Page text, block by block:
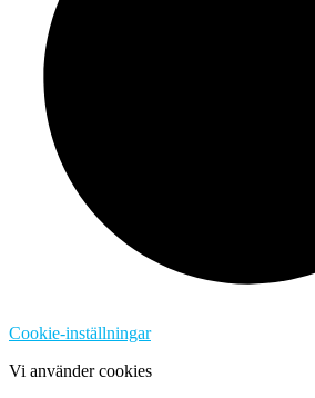
Cookie-inställningar
Vi använder cookies